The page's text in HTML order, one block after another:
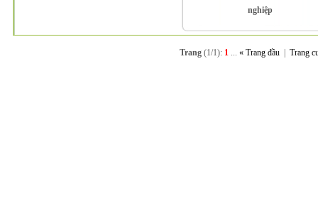
nghiệp
Trang (1/1):1 ... « Trang đầu Trang